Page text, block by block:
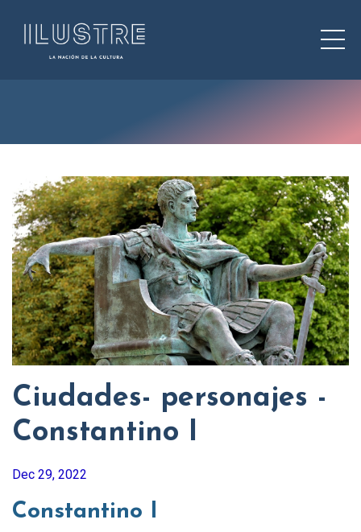
Ciudades- personajes -
Constantino I
Dec 29, 2022
Constantino I